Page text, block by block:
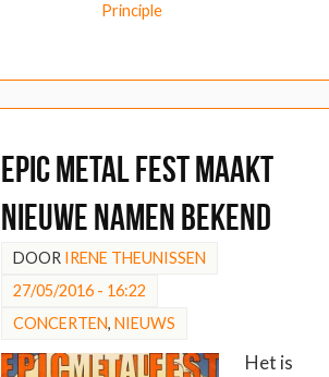
Principle
Epic Metal Fest maakt
nieuwe namen bekend
DOOR IRENE THEUNISSEN
27/05/2016 - 16:22
CONCERTEN, NIEUWS
Het is